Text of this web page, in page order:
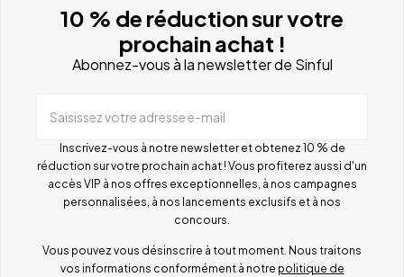
10 % de réduction sur votre
prochain achat !
Abonnez-vous à la newsletter de Sinful
Saisissez votre adresse e-mail
Inscrivez-vous à notre newsletter et obtenez 10 % de
réduction sur votre prochain achat ! Vous profiterez aussi d'un
accès VIP à nos offres exceptionnelles, à nos campagnes
personnalisées, à nos lancements exclusifs et à nos
concours.
Vous pouvez vous désinscrire à tout moment. Nous traitons
vos informations conformément à notre politique de